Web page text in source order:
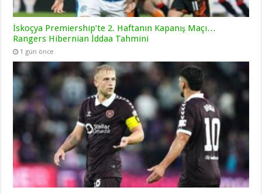
İskoçya Premiership’te 2. Haftanın Kapanış Maçı…
Rangers Hibernian İddaa Tahmini
1 gün önce